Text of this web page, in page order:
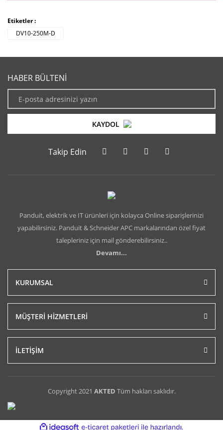
Etiketler :
DV10-250M-D
HABER BÜLTENİ
KAYDOL
Takip Edin
Panduit, elektrik ve IT ürünleri için kolayca Online siparişlerinizi
yapabilirsiniz. Panduit & Schneider APC markalarından özel fiyat
talepleriniz için mail gönderebilirsiniz..
Devamı...
KURUMSAL
MÜŞTERİ HİZMETLERİ
İLETİŞİM
Copyright 2021 AKTED Tüm hakları saklıdır.
ideasoft e-